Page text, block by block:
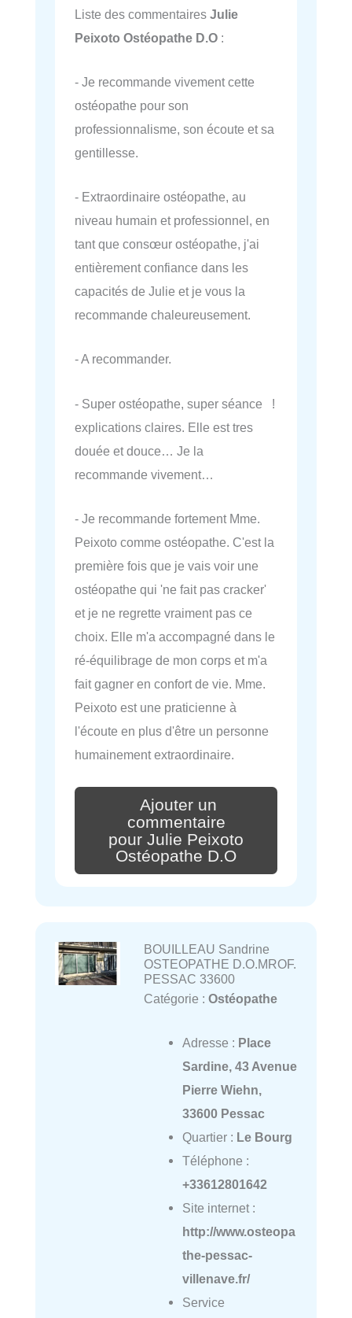
Liste des commentaires Julie
Peixoto Ostéopathe D.O :
- Je recommande vivement cette
ostéopathe pour son
professionnalisme, son écoute et sa
gentillesse.
- Extraordinaire ostéopathe, au
niveau humain et professionnel, en
tant que consœur ostéopathe, j'ai
entièrement confiance dans les
capacités de Julie et je vous la
recommande chaleureusement.
- A recommander.
- Super ostéopathe, super séance !
explications claires. Elle est tres
douée et douce… Je la
recommande vivement…
- Je recommande fortement Mme.
Peixoto comme ostéopathe. C'est la
première fois que je vais voir une
ostéopathe qui 'ne fait pas cracker'
et je ne regrette vraiment pas ce
choix. Elle m'a accompagné dans le
ré-équilibrage de mon corps et m'a
fait gagner en confort de vie. Mme.
Peixoto est une praticienne à
l'écoute en plus d'être un personne
humainement extraordinaire.
Ajouter un
commentaire
pour Julie Peixoto
Ostéopathe D.O
BOUILLEAU Sandrine
OSTEOPATHE D.O.MROF.
PESSAC 33600
Catégorie : Ostéopathe
Adresse : Place
Sardine, 43 Avenue
Pierre Wiehn,
33600 Pessac
Quartier : Le Bourg
Téléphone :
+33612801642
Site internet :
http://www.osteopa
the-pessac-
villenave.fr/
Service